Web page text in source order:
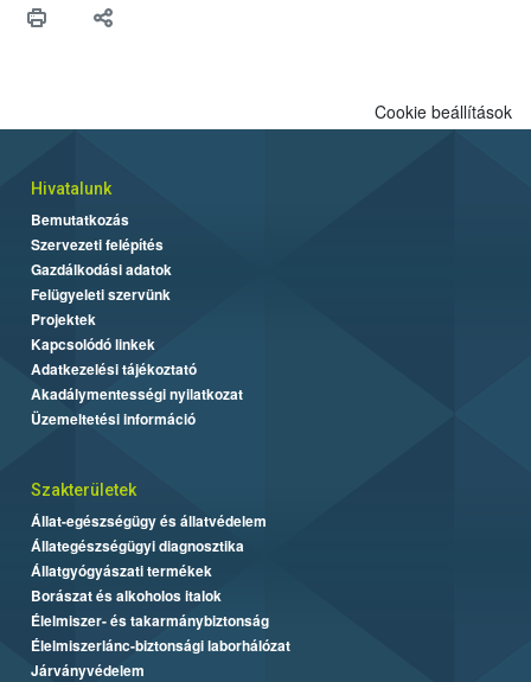
Cookie beállítások
Hivatalunk
Bemutatkozás
Szervezeti felépítés
Gazdálkodási adatok
Felügyeleti szervünk
Projektek
Kapcsolódó linkek
Adatkezelési tájékoztató
Akadálymentességi nyilatkozat
Üzemeltetési információ
Szakterületek
Állat-egészségügy és állatvédelem
Állategészségügyi diagnosztika
Állatgyógyászati termékek
Borászat és alkoholos italok
Élelmiszer- és takarmánybiztonság
Élelmiszerlánc-biztonsági laborhálózat
Járványvédelem